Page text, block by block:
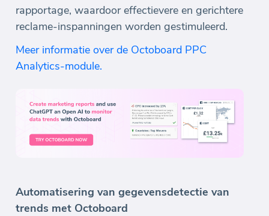
rapportage, waardoor effectievere en gerichtere
reclame-inspanningen worden gestimuleerd.
Meer informatie over de Octoboard PPC
Analytics-module.
Automatisering van gegevensdetectie van
trends met Octoboard